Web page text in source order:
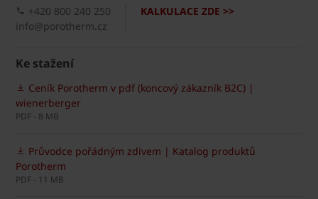
KALKULACE ZDE >>
+420 800 240 250
info@porotherm.cz
Ke stažení
Ceník Porotherm v pdf (koncový zákazník B2C) |
wienerberger
PDF - 8 MB
Průvodce pořádným zdivem | Katalog produktů
Porotherm
PDF - 11 MB